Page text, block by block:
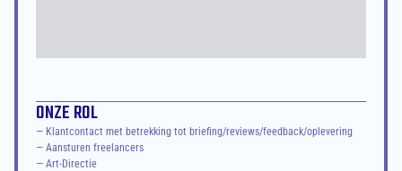
ONZE ROL
— Klantcontact met betrekking tot briefing/reviews/feedback/oplevering
— Aansturen freelancers
— Art-Directie